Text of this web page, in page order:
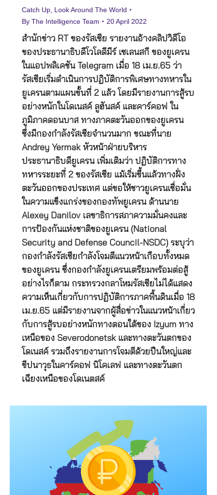
Catch Up, Look Around The World
By The Intelligence Team 20 April 2022
สำนักข่าว RT ของรัสเซีย รายงานอ้างคลิปวิดีโอ
ของประธานาธิบดีโวโลดีมีร์ เซเลนสกี ของยูเครน
ในแอปพลิเคชัน Telegram เมื่อ 18 เม.ย.65 ว่า
รัสเซียเริ่มดำเนินการปฏิบัติการพิเศษทางทหารใน
ยูเครนตามแผนขั้นที่ 2 แล้ว โดยมีรายงานการสู้รบ
อย่างหนักในโดเนสค์ ลูฮันสค์ และคาร์คอฟ ใน
ภูมิภาคดอนบาส ทางภาคตะวันออกของยูเครน
ซึ่งมีกองกำลังรัสเซียจำนวนมาก ขณะที่นาย
Andrey Yermak หัวหน้าฝ่ายบริหาร
ประธานาธิบดียูเครน เพิ่มเติมว่า ปฏิบัติการทาง
ทหารระยะที่ 2 ของรัสเซีย แม้เริ่มขึ้นแล้วทางฝั่ง
ตะวันออกของประเทศ แต่ขอให้ชาวยูเครนเชื่อมั่น
ในความแข็งแกร่งของกองทัพยูเครน ด้านนาย
Alexey Danilov เลขาธิการสภาความมั่นคงและ
การป้องกันแห่งชาติของยูเครน (National
Security and Defense Council-NSDC) ระบุว่า
กองกำลังรัสเซียกำลังโจมตีแนวหน้าเกือบทั้งหมด
ของยูเครน ซึ่งกองกำลังยูเครนเตรียมพร้อมต่อสู้
อย่างไรก็ตาม กระทรวงกลาโหมรัสเซียไม่ได้แสดง
ความเห็นเกี่ยวกับการปฏิบัติการภาคพื้นดินเมื่อ 18
เม.ย.65 แต่มีรายงานจากผู้สื่อข่าวในแนวหน้าเกี่ยว
กับการสู้รบอย่างหนักทางตอนใต้ของ Izyum ทาง
เหนือของ Severodonetsk และทางตะวันตกของ
โดเนสค์ รวมถึงรายงานการโจมตีด้วยปืนใหญ่และ
ขีปนาวุธในคาร์คอฟ นิโคเลฟ และทางตะวันตก
เฉียงเหนือของโดเนตสค์